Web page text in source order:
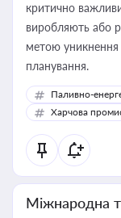
критично
виробляють або
метою уникнення
планування.
Паливно-
Харчова
Міжнародна